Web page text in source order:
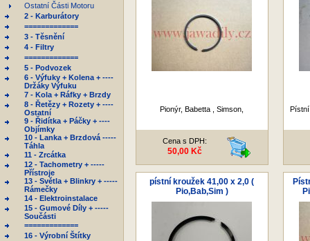
Ostatní Části Motoru
2 - Karburátory
=============
3 - Těsnění
4 - Filtry
=============
5 - Podvozek
6 - Výfuky + Kolena + ----
Držáky Výfuku
7 - Kola + Ráfky + Brzdy
8 - Řetězy + Rozety + ----
Ostatní
9 - Řidítka + Páčky + ----
Objímky
10 - Lanka + Brzdová -----
Táhla
11 - Zrcátka
12 - Tachometry + -----
Přístroje
13 - Světla + Blinkry + -----
Rámečky
14 - Elektroinstalace
15 - Gumové Díly + -----
Součásti
=============
16 - Výrobní Štítky
Pionýr, Babetta , Simson,
Cena s DPH:
50,00 Kč
pístní kroužek 41,00 x 2,0 (
Pio,Bab,Sim )